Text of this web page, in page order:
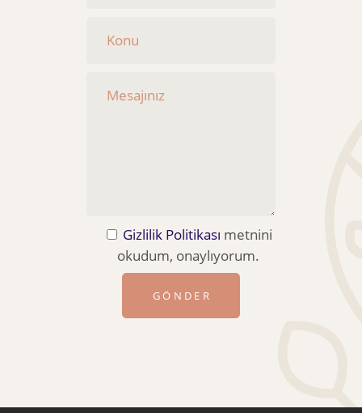
Gizlilik Politikası metnini
okudum, onaylıyorum.
GÖNDER